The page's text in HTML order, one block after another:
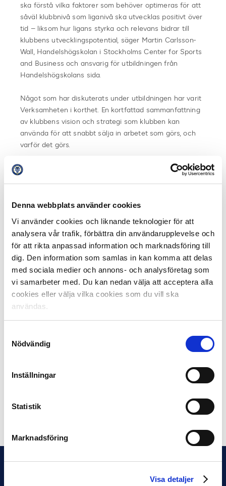
Denna webbplats använder cookies
Vi använder cookies och liknande teknologier för att
analysera vår trafik, förbättra din användarupplevelse och
för att rikta anpassad information och marknadsföring till
dig. Den information som samlas in kan komma att delas
med sociala medier och annons- och analysföretag som
vi samarbeter med. Du kan nedan välja att acceptera alla
cookies eller välja vilka cookies som du vill ska
användas.
Nödvändig
Inställningar
Statistik
Marknadsföring
Visa detaljer
ska förstå vilka faktorer som behöver optimeras för att
såväl klubbnivå som liganivå ska utvecklas positivt över
tid – liksom hur ligans styrka och relevans bidrar till
klubbens utvecklingspotential, säger Martin Carlsson-
Wall, Handelshögskolan i Stockholms Center for Sports
and Business och ansvarig för utbildningen från
Handelshögskolans sida.
Något som har diskuterats under utbildningen har varit
Verksamheten i korthet. En kortfattad sammanfattning
av klubbens vision och strategi som klubben kan
använda för att snabbt sälja in arbetet som görs, och
varför det görs.
– Jag tycker att Verksamheten i korthet blir som en
blev det en bra påminnelse för oss i IK Sirius FK om vår
vår version av Verksamheten i korthet, anser Martin
Malmberg.
En annan sak som kommit upp på utbildningarna är
vikten av målstyrning, mätetal och uppföljning på det
man jobbar med.
– Det är en oerhört viktig del som alltid går att utveckla.
Vi i IK Sirius FK har en välfungerande rutin för framför
sportsliga KPI:er. Inför nästa år tittar på hur vi kan ta
nästa steg i de processerna, menar Martin Malmberg.
Den tredje modulen av ledarskapsutbildningen äger rum
Dela på Twitter